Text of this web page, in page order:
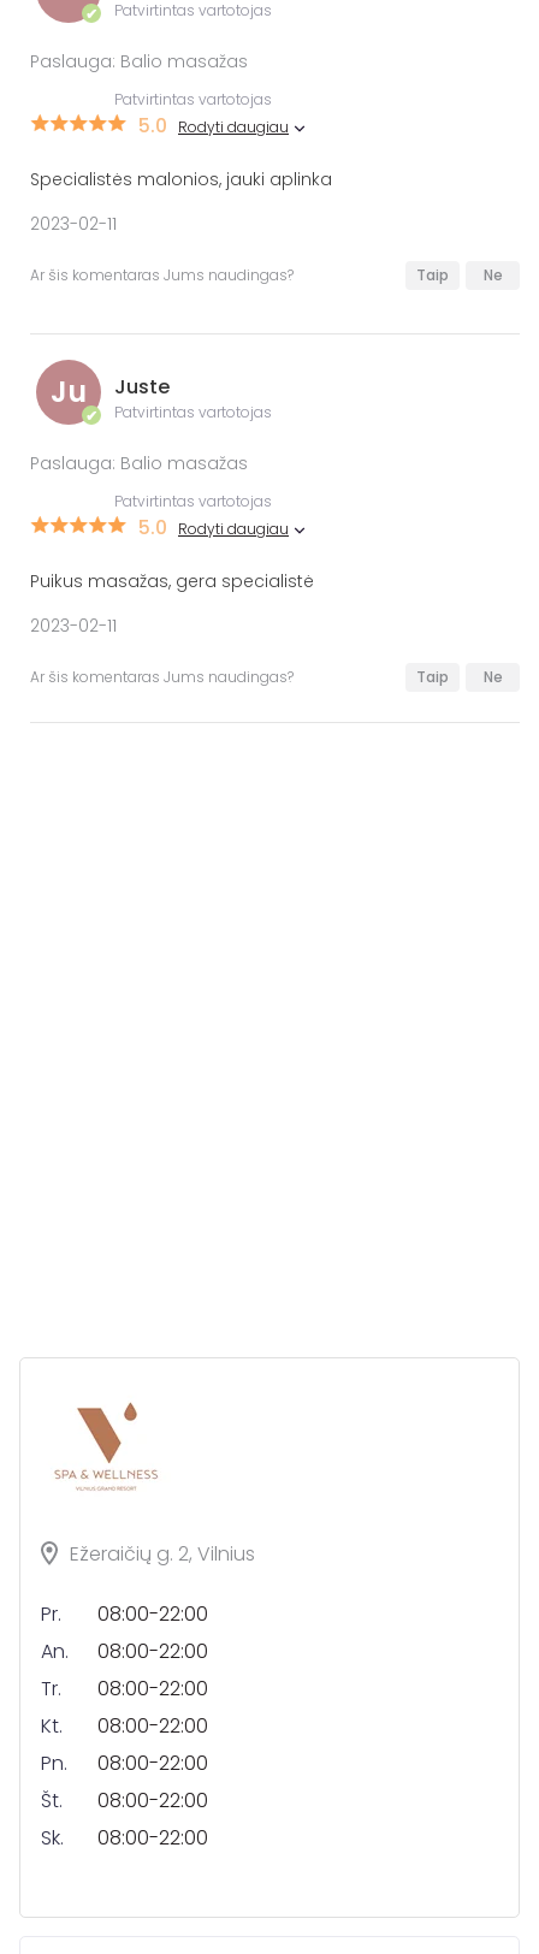
✔ Patvirtintas vartotojas
Paslauga: Balio masažas
Patvirtintas vartotojas
5.0 Rodyti daugiau
Specialistės malonios, jauki aplinka
2023-02-11
Ar šis komentaras Jums naudingas? Taip Ne
Ju
✔
Juste
Patvirtintas vartotojas
Paslauga: Balio masažas
Patvirtintas vartotojas
5.0 Rodyti daugiau
Puikus masažas, gera specialistė
2023-02-11
Ar šis komentaras Jums naudingas? Taip Ne
Ežeraičių g. 2, Vilnius
Pr.
08:00-22:00
An.
08:00-22:00
Tr.
08:00-22:00
Kt.
08:00-22:00
Pn.
08:00-22:00
Št.
08:00-22:00
Sk.
08:00-22:00